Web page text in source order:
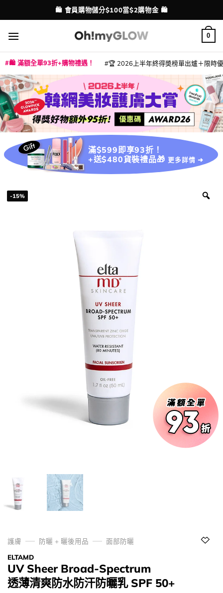
to
content
配送港澳
🛍️ 會員購物儲分$100當$2購物金 🛍️
0
🛍️ 滿額全單93折+購物禮遇！ 🏆 2026上半年終得奬榜單出爐＋限時
滿$599即享93折！
+送$480貨裝禮品🎁 更多詳情 ➜
-15%
護膚 防曬 + 曬後用品
面部防曬
ELTAMD
UV Sheer Broad-Spectrum
透薄清爽防水防汗防曬乳 SPF 50+